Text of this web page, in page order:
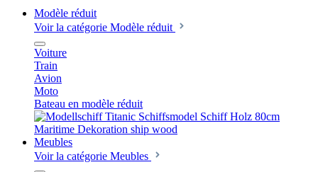
Modèle réduit
Voir la catégorie Modèle réduit
Voiture
Train
Avion
Moto
Bateau en modèle réduit
Meubles
Voir la catégorie Meubles